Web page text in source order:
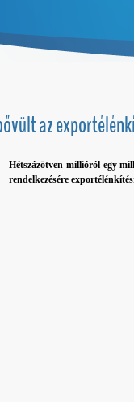
az
Hétszázötven millióról egy
rendelkezésére